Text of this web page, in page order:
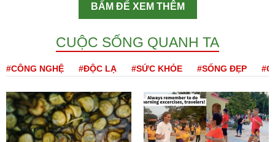
BẤM ĐỂ XEM THÊM
CUỘC SỐNG QUANH TA
#CÔNG NGHỆ #ĐỘC LẠ #SỨC KHỎE #SỐNG ĐẸP